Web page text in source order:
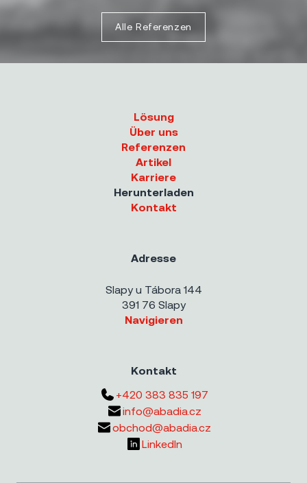
Alle Referenzen
Lösung
Über uns
Referenzen
Artikel
Karriere
Herunterladen
Kontakt
Adresse
Slapy u Tábora 144
391 76 Slapy
Navigieren
Kontakt
+420 383 835 197
info@abadia.cz
obchod@abadia.cz
LinkedIn